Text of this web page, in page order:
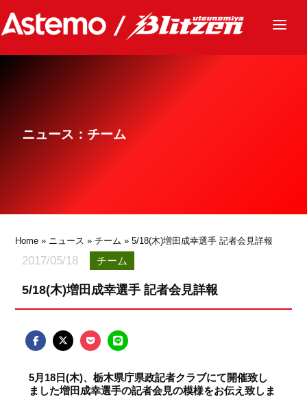
ニュース
グッズ
ニュース：チーム
Home » ニュース »チーム » 5/18(木)増田成幸選手 記者会見詳報
2017/05/18 チーム
5/18(木)増田成幸選手 記者会見詳報
5月18日(木)、栃木県庁県政記者クラブにて開催致し
ました増田成幸選手の記者会見の模様をお伝え致しま